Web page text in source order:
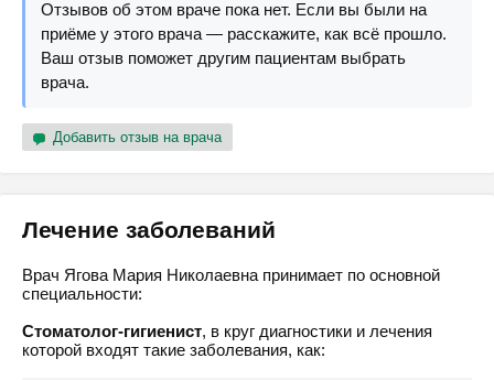
Отзывов об этом враче пока нет. Если вы были на
приёме у этого врача — расскажите, как всё прошло.
Ваш отзыв поможет другим пациентам выбрать
врача.
Добавить отзыв на врача
Лечение заболеваний
Врач Ягова Мария Николаевна принимает по основной
специальности:
Стоматолог-гигиенист, в круг диагностики и лечения
которой входят такие заболевания, как: